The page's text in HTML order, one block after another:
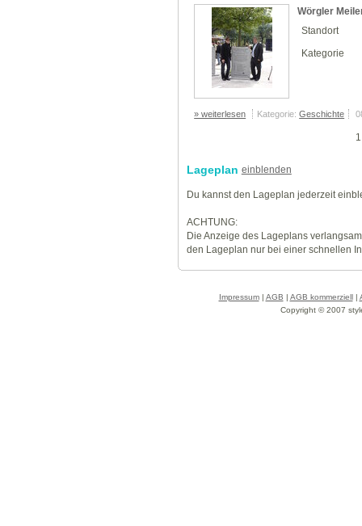
Wörgler
Standort
Kategorie
» weiterlesen Kategorie:Geschichte
1
Lageplan einblenden
Du kannst den Lageplan jederzeit
ACHTUNG:
Die Anzeige des Lageplans
den Lageplan nur bei einer schnellen
Impressum| AGB | AGB kommerziell|
Copyright © 2007